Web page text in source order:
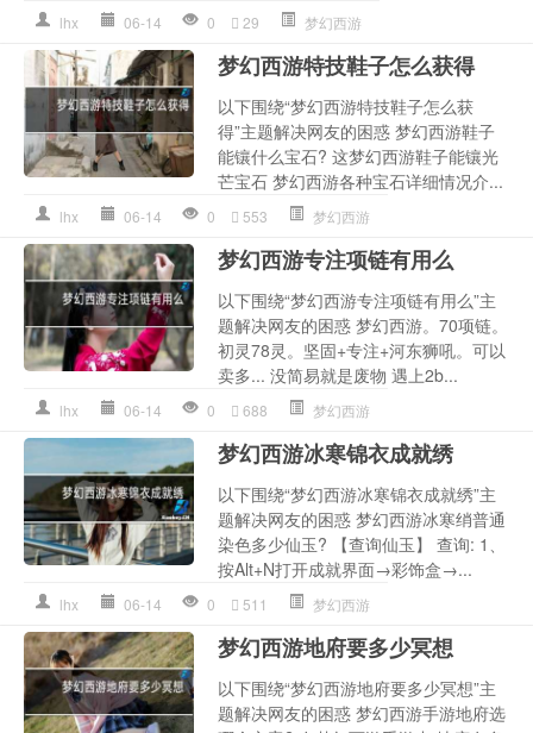
lhx 06-14 0 29 梦幻西游
梦幻西游特技鞋子怎么获得
以下围绕“梦幻西游特技鞋子怎么获
得”主题解决网友的困惑 梦幻西游鞋子
能镶什么宝石? 这梦幻西游鞋子能镶光
芒宝石 梦幻西游各种宝石详细情况介...
lhx 06-14 0 553 梦幻西游
梦幻西游专注项链有用么
以下围绕“梦幻西游专注项链有用么”主
题解决网友的困惑 梦幻西游。70项链。
初灵78灵。坚固+专注+河东狮吼。可以
卖多... 没简易就是废物 遇上2b...
lhx 06-14 0 688 梦幻西游
梦幻西游冰寒锦衣成就绣
以下围绕“梦幻西游冰寒锦衣成就绣”主
题解决网友的困惑 梦幻西游冰寒绡普通
染色多少仙玉? 【查询仙玉】 查询: 1、
按Alt+N打开成就界面→彩饰盒→...
lhx 06-14 0 511 梦幻西游
梦幻西游地府要多少冥想
以下围绕“梦幻西游地府要多少冥想”主
题解决网友的困惑 梦幻西游手游地府选